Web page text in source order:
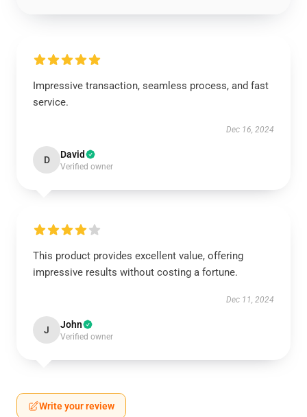
Impressive transaction, seamless process, and fast
service.
Dec 16, 2024
D David
Verified owner
This product provides excellent value, offering
impressive results without costing a fortune.
Dec 11, 2024
J John
Verified owner
Write your review